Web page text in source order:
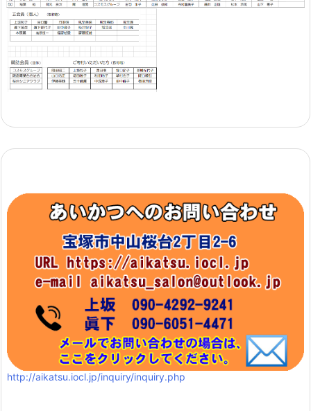
http://aikatsu.iocl.jp/inquiry/inquiry.php